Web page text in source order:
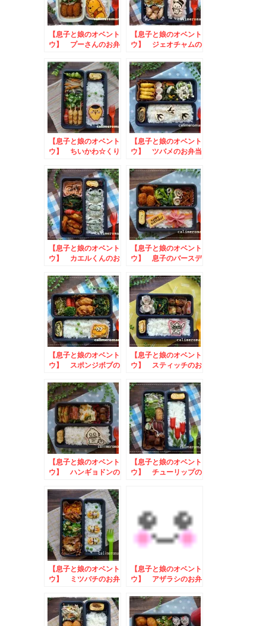
【息子と娘のオベント
ウ】 プーさんのお弁
【息子と娘のオベント
ウ】 ジェオチャムの
【息子と娘のオベント
ウ】 ちいかわ☆くり
toあぐりっ子フォト
コンテスト
【息子と娘のオベント
ウ】 ツバメのお弁当
【息子と娘のオベント
ウ】 カエルくんのお
【息子と娘のオベント
ウ】 息子のバースデ
スのお弁当
【息子と娘のオベント
ウ】 スポンジボブの
【息子と娘のオベント
ウ】 スティッチのお
【息子と娘のオベント
ウ】 ハンギョドンの
【息子と娘のオベント
ウ】 チューリップの
【息子と娘のオベント
ウ】 ミツバチのお弁
【息子と娘のオベント
ウ】 アザラシのお弁